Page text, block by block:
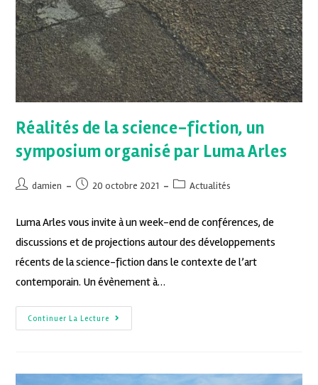
Réalités de la science-fiction, un
symposium organisé par Luma Arles
damien 20 octobre 2021 Actualités
Luma Arles vous invite à un week-end de conférences, de
discussions et de projections autour des développements
récents de la science-fiction dans le contexte de l’art
contemporain. Un évènement à…
Continuer La Lecture